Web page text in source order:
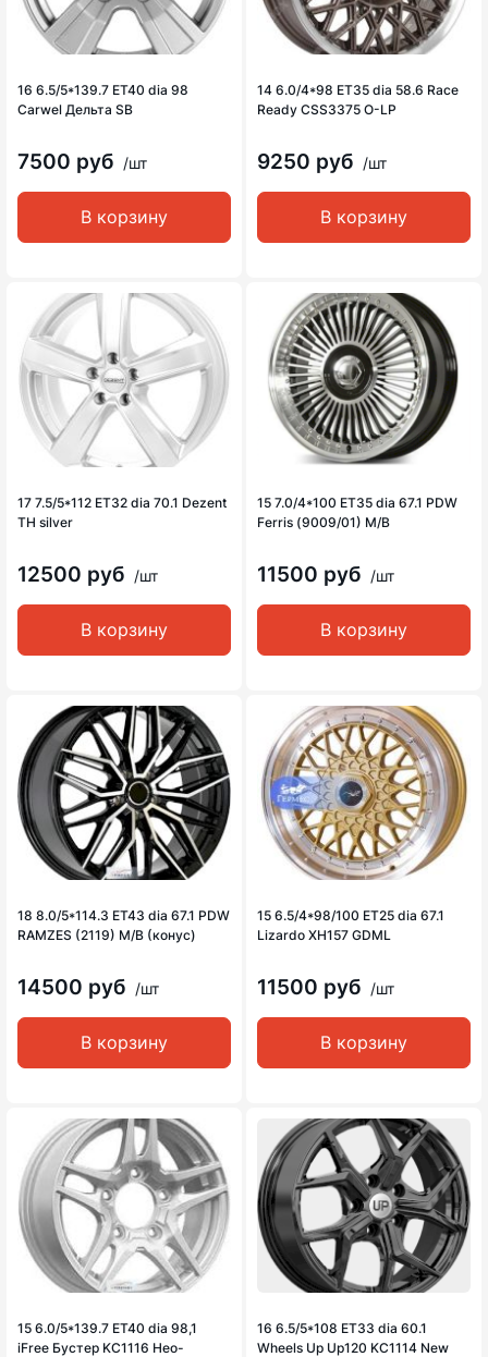
16 6.5/5*139.7 ET40 dia 98
Carwel Дельта SB
7500 руб /шт
В корзину
14 6.0/4*98 ET35 dia 58.6 Race
Ready CSS3375 O-LP
9250 руб /шт
В корзину
17 7.5/5*112 ET32 dia 70.1 Dezent
TH silver
12500 руб /шт
В корзину
15 7.0/4*100 ET35 dia 67.1 PDW
Ferris (9009/01) M/B
11500 руб /шт
В корзину
18 8.0/5*114.3 ET43 dia 67.1 PDW
RAMZES (2119) M/B (конус)
14500 руб /шт
В корзину
15 6.5/4*98/100 ET25 dia 67.1
Lizardo XH157 GDML
11500 руб /шт
В корзину
15 6.0/5*139.7 ET40 dia 98,1
iFree Бустер KC1116 Нео-
16 6.5/5*108 ET33 dia 60.1
Wheels Up Up120 KC1114 New